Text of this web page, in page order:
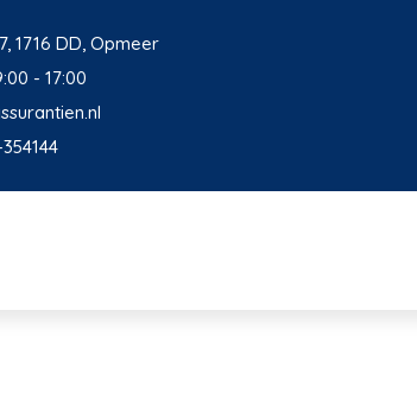
1716 DD, Opmeer
- 17:00